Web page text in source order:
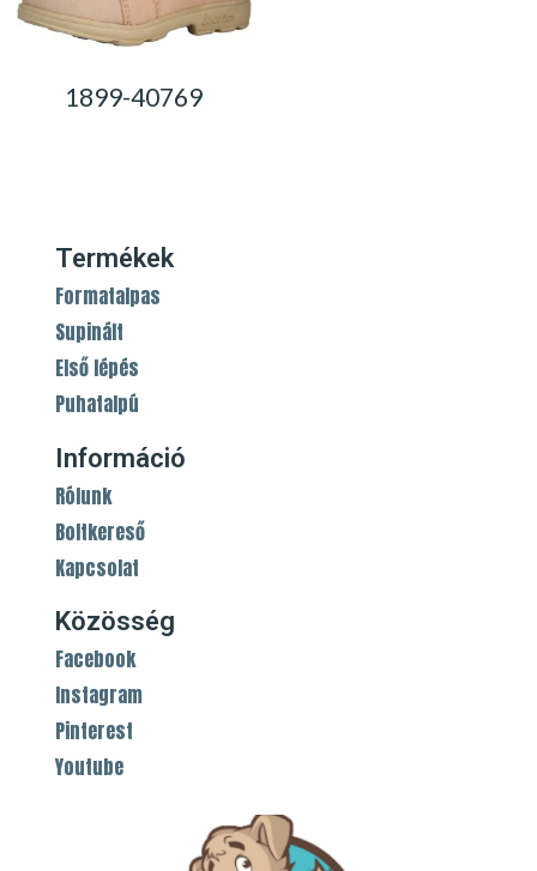
1899-40769
Termékek
Formatalpas
Supinált
Első lépés
Puhatalpú
Információ
Rólunk
Boltkereső
Kapcsolat
Közösség
Facebook
Instagram
Pinterest
Youtube